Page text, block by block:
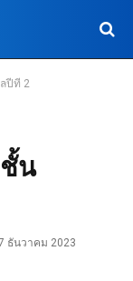
ปีที่ 2
น
ธันวาคม 2023